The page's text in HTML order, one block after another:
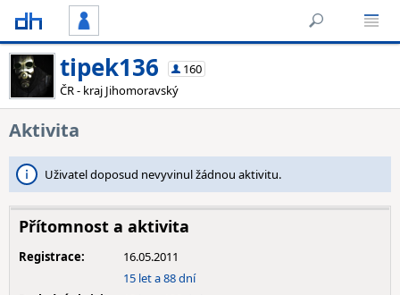
tipek136
160
ČR - kraj Jihomoravský
Aktivita
Uživatel doposud nevyvinul žádnou aktivitu.
Přítomnost a aktivita
Registrace:
16.05.2011
15 let a 88 dní